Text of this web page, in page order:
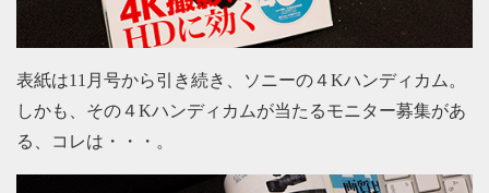
表紙は11月号から引き続き、ソニーの４Kハンディカム。
しかも、その４Kハンディカムが当たるモニター募集があ
る、コレは・・・。